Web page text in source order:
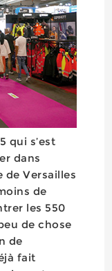
qui s’est
dans
de Versailles
de
les 550
de chose
de
fait